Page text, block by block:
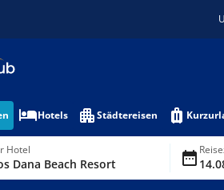
Hotels Städtereisen
Hotel
Dana Beach Resort